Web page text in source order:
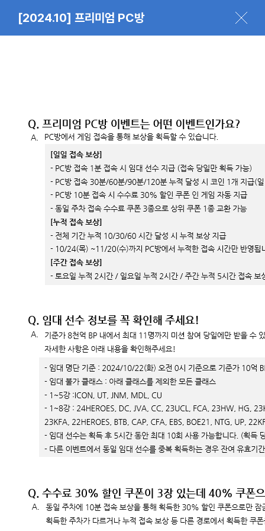
[2024.10] 프리미엄 PC방